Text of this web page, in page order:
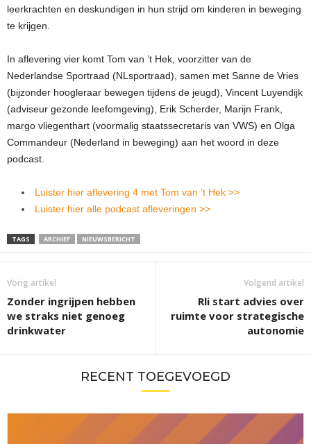
leerkrachten en deskundigen in hun strijd om kinderen in beweging
te krijgen.
In aflevering vier komt Tom van ’t Hek, voorzitter van de
Nederlandse Sportraad (NLsportraad), samen met Sanne de Vries
(bijzonder hoogleraar bewegen tijdens de jeugd), Vincent Luyendijk
(adviseur gezonde leefomgeving), Erik Scherder, Marijn Frank,
margo vliegenthart (voormalig staatssecretaris van VWS) en Olga
Commandeur (Nederland in beweging) aan het woord in deze
podcast.
Luister hier aflevering 4 met Tom van ’t Hek >>
Luister hier alle podcast afleveringen >>
TAGS ARCHIEF NIEUWSBERICHT
Vorig artikel
Zonder ingrijpen hebben
we straks niet genoeg
drinkwater
Volgend artikel
Rli start advies over
ruimte voor strategische
autonomie
RECENT TOEGEVOEGD